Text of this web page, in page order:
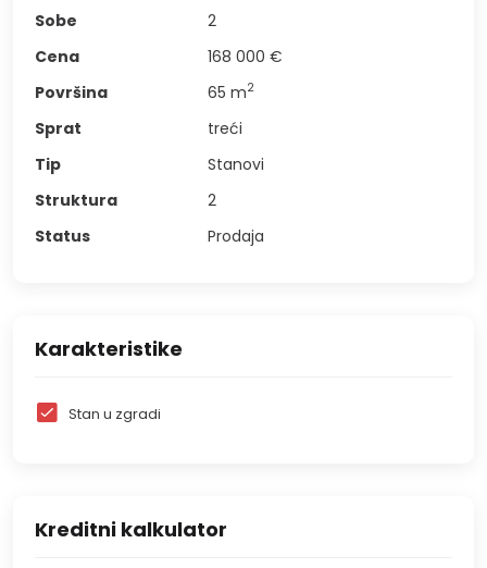
Sobe
2
Cena
168 000 €
Površina
65 m2
Sprat
treći
Tip
Stanovi
Struktura
2
Status
Prodaja
Karakteristike
Stan u zgradi
Kreditni kalkulator